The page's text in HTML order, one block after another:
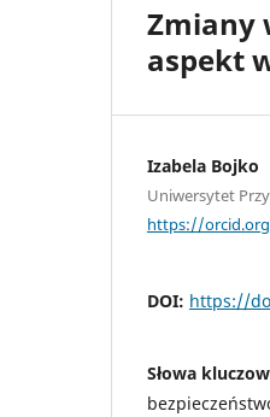
Zmiany
aspekt
Izabela Bojko
Uniwersytet
https://
DOI: https://
Słowa